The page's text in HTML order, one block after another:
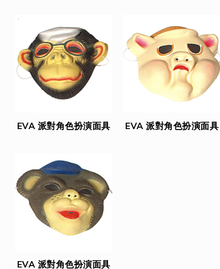
EVA 派對角色扮演面具 EVA 派對角色扮演面具
EVA 派對角色扮演面具